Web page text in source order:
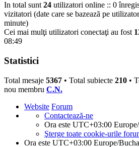
In total sunt 24 utilizatori online :: 0
vizitatori (date care se bazează pe
minute)
Cei mai mulţi utilizatori conectaţi au fost
08:49
Statistici
Total mesaje 5367 • Total subiecte 210 •
nou membru C.N.
Website Forum
Contactează-ne
Ora este UTC+03:00
Şterge toate cookie-urile
Ora este UTC+03:00 Europe/